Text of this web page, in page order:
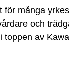
för många
och
toppen av